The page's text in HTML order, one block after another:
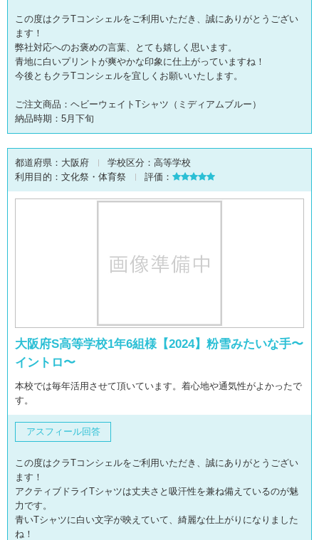
この度はクラTコンシェルをご利用いただき、誠にありがとうござい
ます！
弊社対応へのお褒めの言葉、とても嬉しく思います。
青地に白いプリントが爽やかな印象に仕上がっていますね！
今後ともクラTコンシェルを宜しくお願いいたします。
ご注文商品：ヘビーウェイトTシャツ（ミディアムブルー）
納品時期：5月下旬
都道府県： 大阪府 学校区分： 高等学校
利用目的： 文化祭・体育祭 評価：
大阪府S高等学校1年6組様【2024】粉雪みたいな手〜
イントロ〜
本校では毎年活用させて頂いています。着心地や通気性がよかったで
す。
アスフィール回答
この度はクラTコンシェルをご利用いただき、誠にありがとうござい
ます！
アクティブドライTシャツは丈夫さと吸汗性を兼ね備えているのが魅
力です。
青いTシャツに白い文字が映えていて、綺麗な仕上がりになりました
ね！